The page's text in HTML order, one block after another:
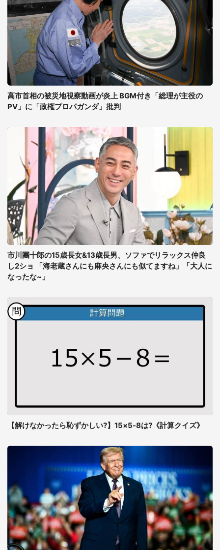
高市首相の被災地視察動画が炎上 BGM付き「総理が主役の
PV」に「政権プロパガンダ」批判
市川團十郎の15歳長女&13歳長男、ソファでリラックス仲良
し2ショ 「海老蔵さんにも麻央さんにも似てますね」「大人に
なったな~」
【解けなかったら恥ずかしい?】15×5-8は?《計算クイズ》